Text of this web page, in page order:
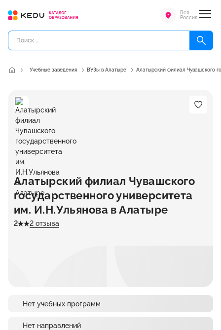
Вся
Россия
Учебные заведения ВУЗы в Алатыре Алатырский филиал Чувашского
Алатырский филиал Чувашского
государственного университета
им. И.Н.Ульянова в Алатыре
2 2 отзыва
Нет учебных программ
Нет направлений